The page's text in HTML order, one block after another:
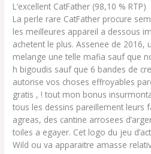
L’excellent CatFather (98,10 % RTP)
La perle rare CatFather procure
les meilleures appareil a dessous
achetent le plus. Assenee de 2016,
melange une telle mafia sauf que
h bigoudis sauf que 6 bandes de
autorise vos choses effroyables
gratis , ! tout mon bonus
tous les dessins pareillement leurs
agreas, des cantine arrosees
toiles a egayer. Cet logo du jeu
Wild ou va apparaitre amasse